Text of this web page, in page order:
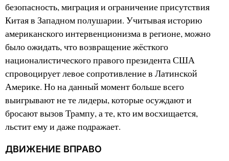
безопасность, миграция и ограничение присутствия
Китая в Западном полушарии. Учитывая историю
американского интервенционизма в регионе, можно
было ожидать, что возвращение жёсткого
националистического правого президента США
спровоцирует левое сопротивление в Латинской
Америке. Но на данный момент больше всего
выигрывают не те лидеры, которые осуждают и
бросают вызов Трампу, а те, кто им восхищается,
льстит ему и даже подражает.
ДВИЖЕНИЕ ВПРАВО